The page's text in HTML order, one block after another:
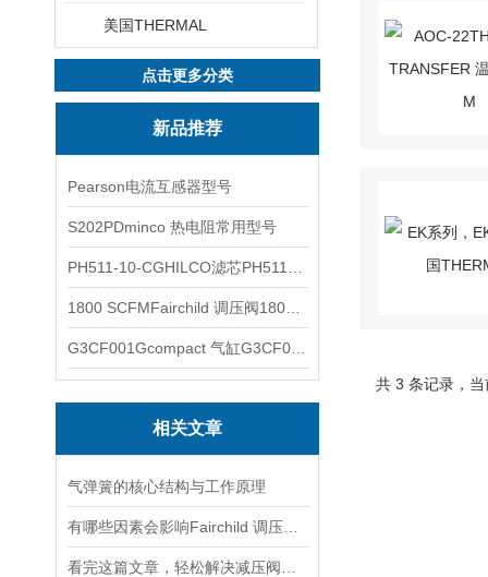
美国THERMAL
点击更多分类
新品推荐
Pearson电流互感器型号
S202PDminco 热电阻常用型号
相关文章
气弹簧的核心结构与工作原理
共 3 条记录，